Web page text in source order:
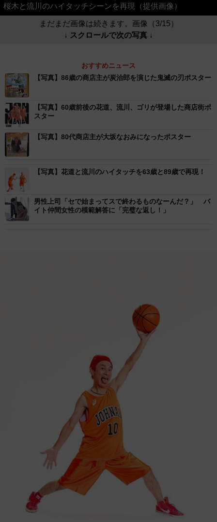
桜木と流川のハイタッチシーンを再現（提供画像）
まだまだ画像は続きます。画像（3/15）
↓ スクロールで次の写真 ↓
おすすめニュース
【写真】86歳の商店主が炭治郎を演じた鬼滅の刃ポスター
【写真】60歳前後の花道、流川、ゴリが登場した商店街ポ
スター
【写真】80代商店主が大坂なおみになったポスター
【写真】花道と流川のハイタッチを63歳と89歳で再現！
男性上司「セで始まってスで終わるものなーんだ？」 バ
イト仲間女性の模範解答に「完璧な返し！」